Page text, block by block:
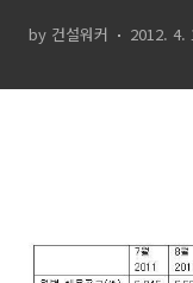
by 건설워커 2012. 4.